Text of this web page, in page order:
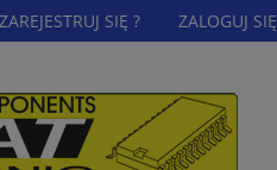
ZAREJESTRUJ SIĘ ? ZALOGUJ SIĘ